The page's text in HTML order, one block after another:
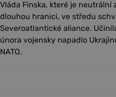
Vláda Finska, které je neutrální
dlouhou hranici, ve středu
Severoatlantické aliance.
února vojensky napadlo
NATO.